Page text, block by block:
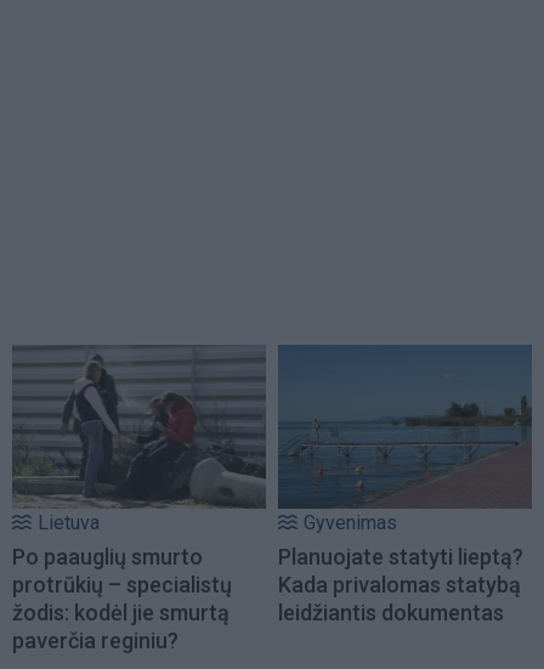
Lietuva
Po paauglių smurto
protrūkių – specialistų
žodis: kodėl jie smurtą
paverčia reginiu?
Gyvenimas
Planuojate statyti lieptą?
Kada privalomas statybą
leidžiantis dokumentas